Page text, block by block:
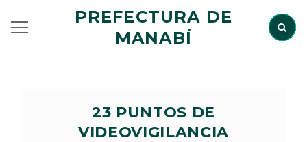
PREFECTURA DE
MANABÍ
23 PUNTOS DE
VIDEOVIGILANCIA